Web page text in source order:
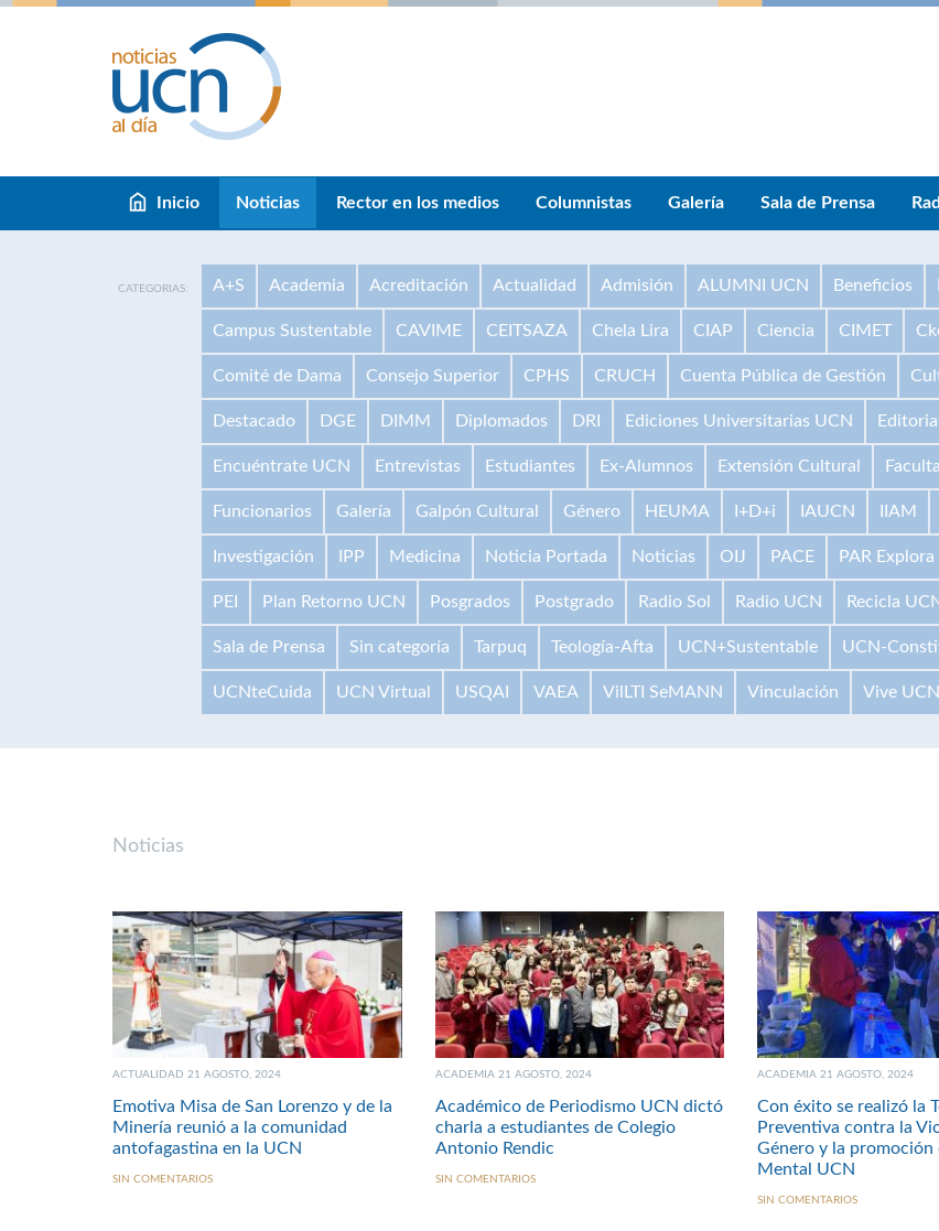
Inicio Noticias Rector en los medios Columnistas Galería Sala de Prensa
CATEGORIAS: A+S Academia Acreditación Actualidad Admisión ALUMNI UCN Beneficios
Campus Sustentable CAVIME CEITSAZA Chela Lira CIAP Ciencia CIMET
Comité de Dama Consejo Superior CPHS CRUCH Cuenta Pública de Gestión
Destacado DGE DIMM Diplomados DRI Ediciones Universitarias UCN
Encuéntrate UCN Entrevistas Estudiantes Ex-Alumnos Extensión Cultural
Funcionarios Galería Galpón Cultural Género HEUMA I+D+i IAUCN IIAM
Investigación IPP Medicina Noticia Portada Noticias OIJ PACE PAR Explora
PEI Plan Retorno UCN Posgrados Postgrado Radio Sol Radio UCN Recicla
Sala de Prensa Sin categoría Tarpuq Teología-Afta UCN+Sustentable UCN-
UCNteCuida UCN Virtual USQAI VAEA VilLTI SeMANN Vinculación Vive UCN
Noticias
ACTUALIDAD 21 AGOSTO, 2024
Emotiva Misa de San Lorenzo y de la
Minería reunió a la comunidad
antofagastina en la UCN
SIN COMENTARIOS
ACADEMIA 21 AGOSTO, 2024
Académico de Periodismo UCN dictó
charla a estudiantes de Colegio
Antonio Rendic
SIN COMENTARIOS
ACADEMIA 21 AGOSTO, 2024
Con éxito se realizó la
Preventiva contra la
Género y la promoción
Mental UCN
SIN COMENTARIOS